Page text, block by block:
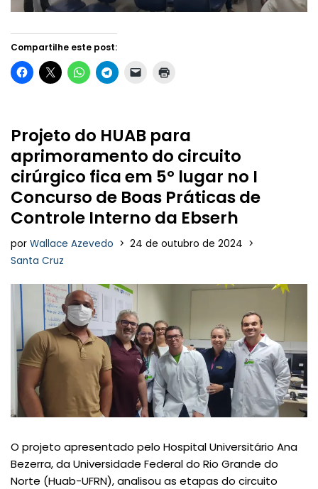
Compartilhe este post:
Projeto do HUAB para
aprimoramento do circuito
cirúrgico fica em 5º lugar no I
Concurso de Boas Práticas de
Controle Interno da Ebserh
por Wallace Azevedo
24 de outubro de 2024
Santa Cruz
O projeto apresentado pelo Hospital Universitário Ana
Bezerra, da Universidade Federal do Rio Grande do
Norte (Huab-UFRN), analisou as etapas do circuito